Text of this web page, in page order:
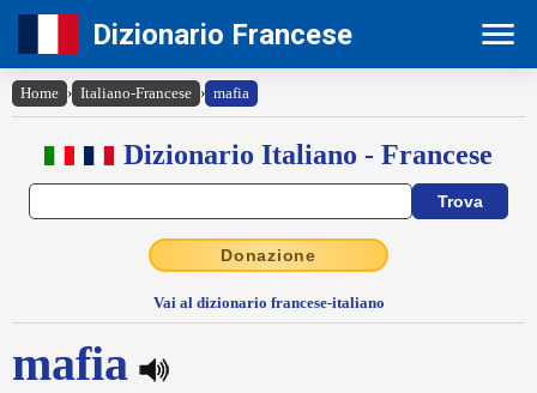
Dizionario Francese
Home › Italiano-Francese › mafia
Dizionario Italiano - Francese
Donazione
Vai al dizionario francese-italiano
mafia